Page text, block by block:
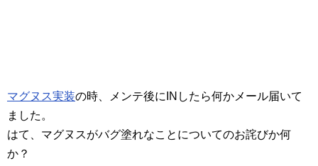
マグヌス実装の時、メンテ後にINしたら何かメール届いて
ました。
はて、マグヌスがバグ塗れなことについてのお詫びか何
か？